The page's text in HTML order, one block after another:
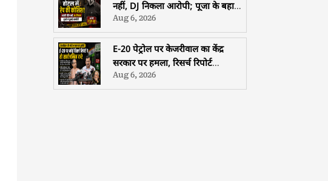
नहीं, DJ निकला आरोपी; पूजा के बहाने
युवती से दुष्कर्म की कोशिश
Aug 6, 2026
E-20 पेट्रोल पर केजरीवाल का केंद्र
सरकार पर हमला, रिसर्च रिपोर्ट
सार्वजनिक करने की चुनौती
Aug 6, 2026